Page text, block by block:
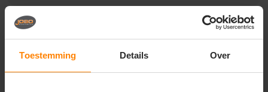
Toestemming Details Over
Beschrijving Reviews (0)